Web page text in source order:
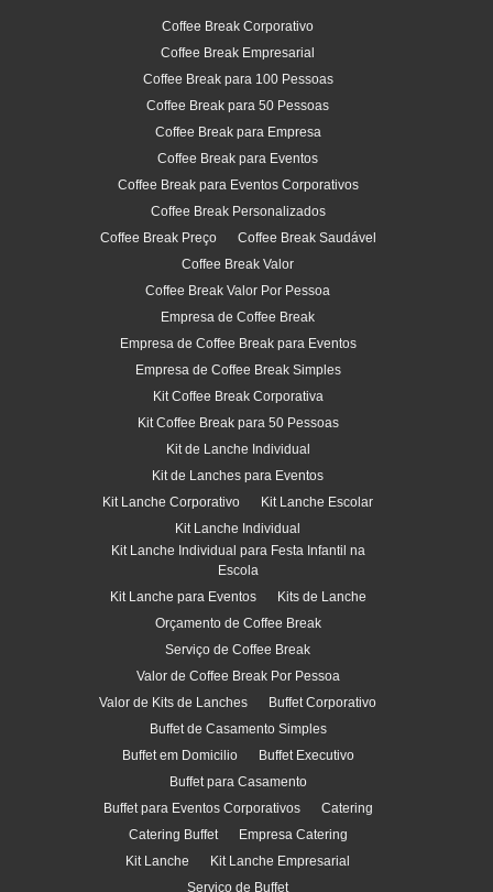
Coffee Break Corporativo
Coffee Break Empresarial
Coffee Break para 100 Pessoas
Coffee Break para 50 Pessoas
Coffee Break para Empresa
Coffee Break para Eventos
Coffee Break para Eventos Corporativos
Coffee Break Personalizados
Coffee Break Preço
Coffee Break Saudável
Coffee Break Valor
Coffee Break Valor Por Pessoa
Empresa de Coffee Break
Empresa de Coffee Break para Eventos
Empresa de Coffee Break Simples
Kit Coffee Break Corporativa
Kit Coffee Break para 50 Pessoas
Kit de Lanche Individual
Kit de Lanches para Eventos
Kit Lanche Corporativo
Kit Lanche Escolar
Kit Lanche Individual
Kit Lanche Individual para Festa Infantil na
Escola
Kit Lanche para Eventos
Kits de Lanche
Orçamento de Coffee Break
Serviço de Coffee Break
Valor de Coffee Break Por Pessoa
Valor de Kits de Lanches
Buffet Corporativo
Buffet de Casamento Simples
Buffet em Domicilio
Buffet Executivo
Buffet para Casamento
Buffet para Eventos Corporativos
Catering
Catering Buffet
Empresa Catering
Kit Lanche
Kit Lanche Empresarial
Serviço de Buffet